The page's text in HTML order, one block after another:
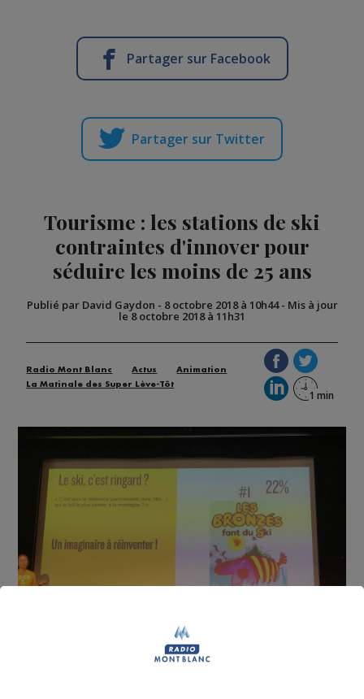
Partager sur Facebook
Partager sur Twitter
Tourisme : les stations de ski
contraintes d'innover pour
séduire les moins de 25 ans
Publié par David Gaydon - 8 octobre 2018 à 10h44- Mis à jour
le 8 octobre 2018 à 11h31
Radio Mont Blanc Actus
Animation
La Matinale des Super Lève-Tôt